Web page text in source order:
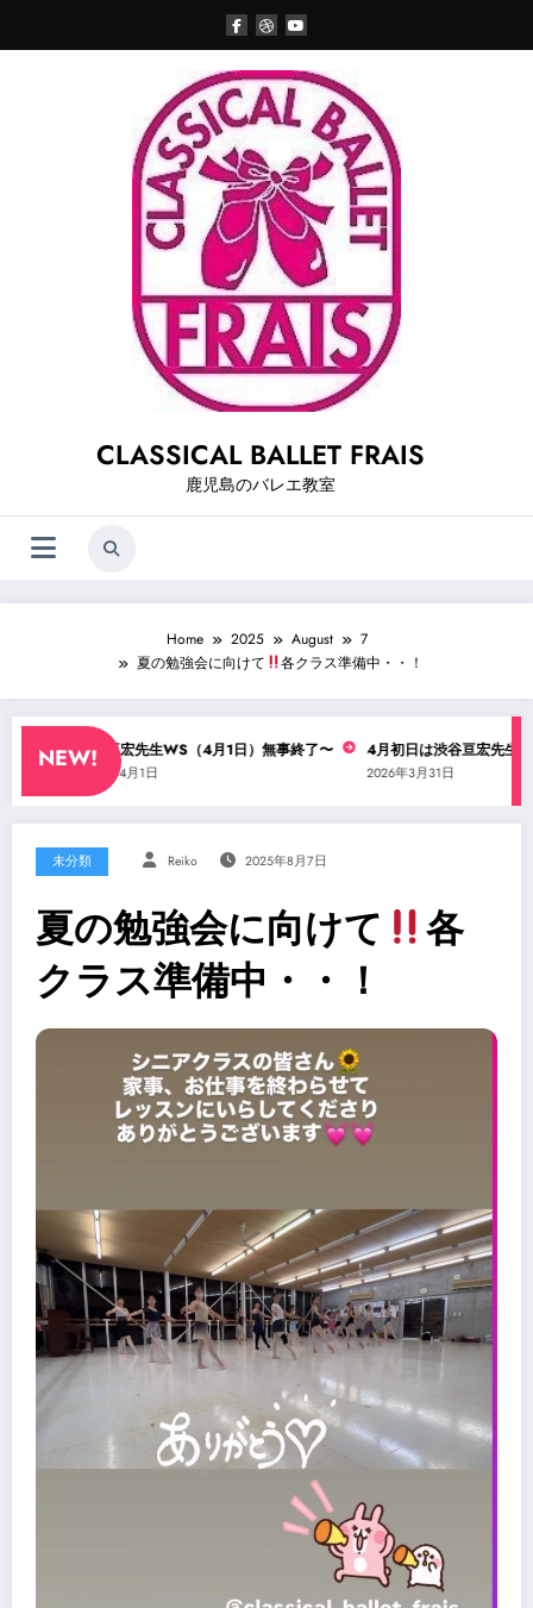
content
CLASSICAL BALLET FRAIS
鹿児島のバレエ教室
Home 2025 August
7
夏の勉強会に向けて
各クラス準備中・・！
NEW!
渋谷亘宏先生WS（4月1日）無事終了〜
2026年4月1日
4月初日は渋谷亘宏先生のコ
2026年3月31日
未分類 Reiko 2025年8月7日
夏の勉強会に向けて
各
クラス準備中・・！